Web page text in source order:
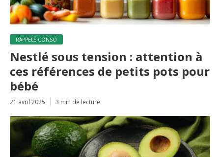
RAPPELS CONSO
Nestlé sous tension : attention à
ces références de petits pots pour
bébé
21 avril 2025 3 min de lecture